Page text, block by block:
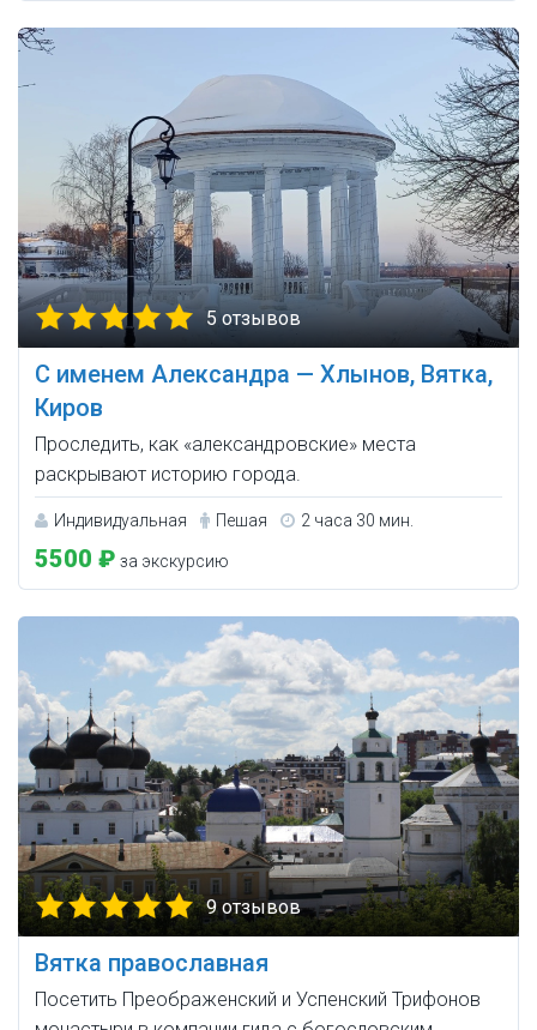
5 отзывов
С именем Александра — Хлынов, Вятка,
Киров
Проследить, как «александровские» места
раскрывают историю города.
Индивидуальная Пешая 2 часа 30 мин.
5500 ₽ за экскурсию
9 отзывов
Вятка православная
Посетить Преображенский и Успенский Трифонов